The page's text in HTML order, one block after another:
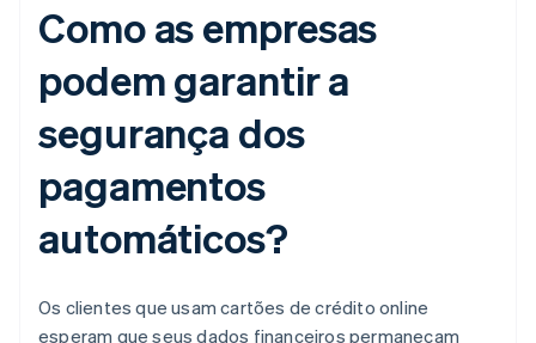
Como as empresas
podem garantir a
segurança dos
pagamentos
automáticos?
Os clientes que usam cartões de crédito online
esperam que seus dados financeiros permaneçam